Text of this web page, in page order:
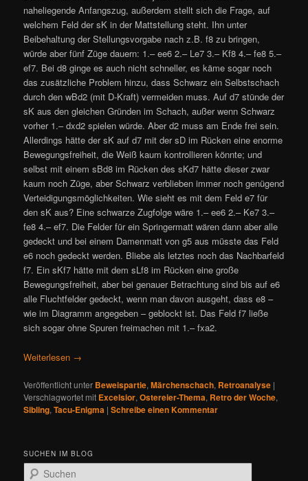
naheliegende Anfangszug, außerdem stellt sich die Frage, auf
welchem Feld der sK in der Mattstellung steht. Ihn unter
Beibehaltung der Stellungsvorgabe nach z.B. f8 zu bringen,
würde aber fünf Züge dauern: 1.– ee6 2.– Le7 3.– Kf8 4.– fe8 5.–
ef7. Bei d8 ginge es auch nicht schneller, es käme sogar noch
das zusätzliche Problem hinzu, dass Schwarz ein Selbstschach
durch den wBd2 (mit D-Kraft) vermeiden muss. Auf d7 stünde der
sK aus den gleichen Gründen im Schach, außer wenn Schwarz
vorher 1.– dxd2 spielen würde. Aber d2 muss am Ende frei sein.
Allerdings hätte der sK auf d7 mit der sD im Rücken eine enorme
Bewegungsfreiheit, die Weiß kaum kontrollieren könnte; und
selbst mit einem sBd8 im Rücken des sKd7 hätte dieser zwar
kaum noch Züge, aber Schwarz verblieben immer noch genügend
Verteidigungsmöglichkeiten. Wie sieht es mit dem Feld e7 für
den sK aus? Eine schwarze Zugfolge wäre 1.– ee6 2.– Ke7 3.–
fe8 4.– ef7. Die Felder für ein Springermatt wären dann aber alle
gedeckt und bei einem Damenmatt von g5 aus müsste das Feld
e6 noch gedeckt werden. Bliebe als letztes noch das Nachbarfeld
f7. Ein sKf7 hätte mit dem sLf8 im Rücken eine große
Bewegungsfreiheit, aber bei genauer Betrachtung sind bis auf e6
alle Fluchtfelder gedeckt, wenn man davon ausgeht, dass e8 –
wie im Diagramm angegeben – geblockt ist. Das Feld f7 ließe
sich sogar ohne Spuren freimachen mit 1.– fxa2.
Weiterlesen →
Veröffentlicht unter Beweispartie,Märchenschach, Retroanalyse |
Verschlagwortet mit Excelsior,Ostereier-Thema, Retro der Woche,
Sibling,Tacu-Enigma |Schreibe einen Kommentar
SUCHEN IM BLOG